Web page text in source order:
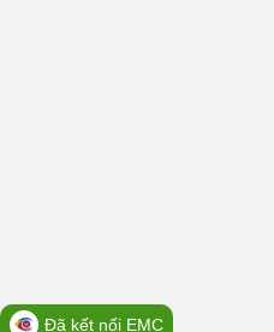
Đã kết nối EMC